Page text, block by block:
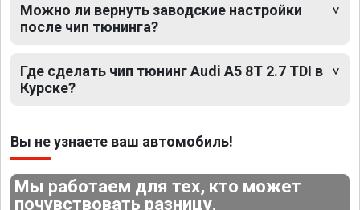
Можно ли вернуть заводские настройки
после чип тюнинга?
Где сделать чип тюнинг Audi A5 8T 2.7 TDI в
Курске?
Вы не узнаете ваш автомобиль!
Мы работаем для тех, кто может
почувствовать разницу.